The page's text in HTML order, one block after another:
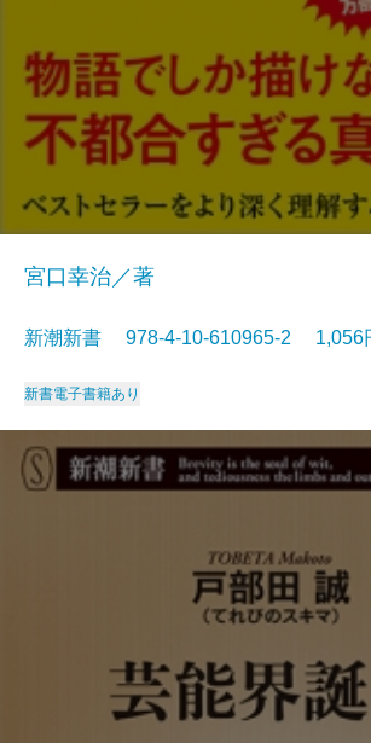
宮口幸治／著
新潮新書 978-4-10-610965-2
新書電子書籍あり